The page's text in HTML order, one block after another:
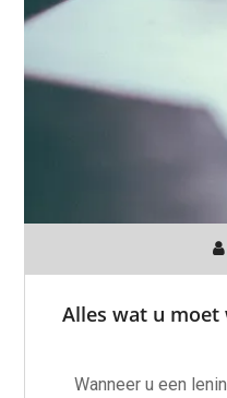
Alles wat u
Wanneer u een